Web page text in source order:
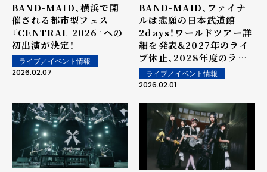
BAND-MAID、横浜で開
催される都市型フェス
『CENTRAL 2026』への
初出演が決定！
ライブ／イベント情報
2026.02.07
BAND-MAID、ファイナ
ルは悲願の日本武道館
2days！ワールドツアー詳
細を発表&2027年のライ
ブ休止、2028年度のライ
ブ再開もアナウンス（コメ
ントあり）
ライブ／イベント情報
2026.02.01